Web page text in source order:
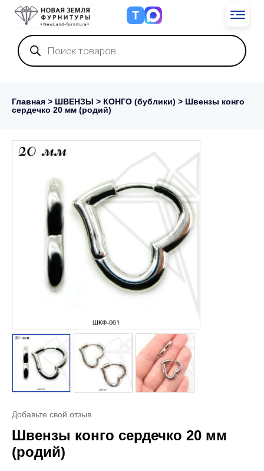
Т
Поиск
товаров
Главная > ШВЕНЗЫ > КОНГО (бублики) > Швензы конго
сердечко 20 мм (родий)
Добавьте свой отзыв
Швензы конго сердечко 20 мм
(родий)